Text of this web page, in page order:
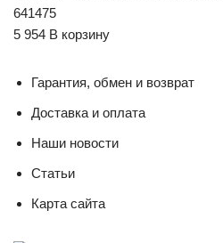
641475
5 954 В корзину
Гарантия, обмен и возврат
Доставка и оплата
Наши новости
Статьи
Карта сайта